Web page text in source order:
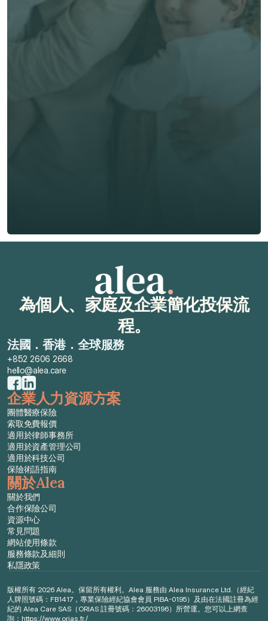
節省時間與保費成本，享無憂投保體驗
立即獲取獨立客觀建議
索取免費報價
為個人、家庭及企業簡化投保流
程。
法國．香港．全球服務
+852 2606 2668
hello@alea.care
企業人力資源方案
團體醫療保險
索取免費報價
適用於律師事務所
適用於資產管理公司
適用於科技公司
保險術語指南
關於Alea
關於我們
合作保險公司
資源中心
常見問題
網站使用條款
服務條款及細則
私隱政策
版權所有 2026 Alea。保留所有權利。Alea 服務由 Alea Insurance Ltd.（經紀
人牌照號碼：FB1417，專業保險經紀協會會員 PIBA-0195）及由在法國註冊為經
紀的 Alea Care SAS（ORIAS 註冊號碼：26003196）所營運。您可以上網查
詢： https://www.orias.fr./